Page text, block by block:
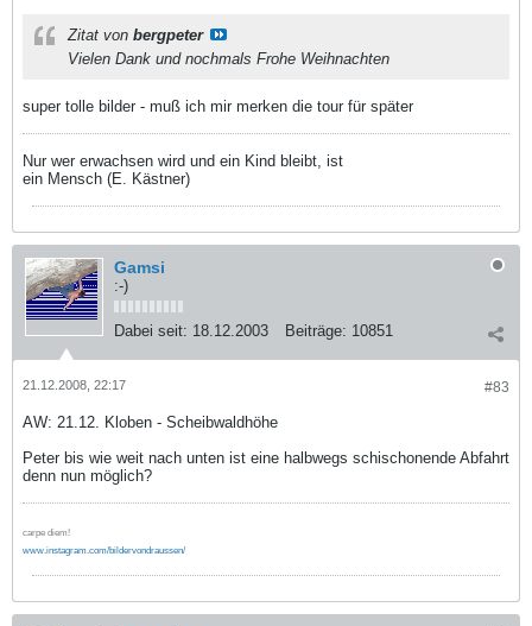
Zitat von bergpeter
Vielen Dank und nochmals Frohe Weihnachten
super tolle bilder - muß ich mir merken die tour für später
Nur wer erwachsen wird und ein Kind bleibt, ist
ein Mensch (E. Kästner)
Gamsi
:-)
Dabei seit: 18.12.2003 Beiträge: 10851
#83
21.12.2008, 22:17
AW: 21.12. Kloben - Scheibwaldhöhe
Peter bis wie weit nach unten ist eine halbwegs schischonende Abfahrt
denn nun möglich?
carpe diem!
www.instagram.com/bildervondraussen/